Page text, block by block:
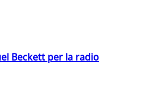
Beckett per la radio